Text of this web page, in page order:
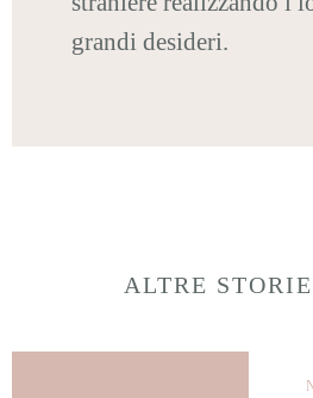
grandi desideri.
ALTRE